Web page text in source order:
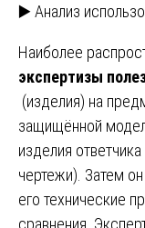
▶️ Анализ
Наиболее
экспертизы
(изделия) на
защищённой
изделия
чертежи). Затем
его технические
сравнения.